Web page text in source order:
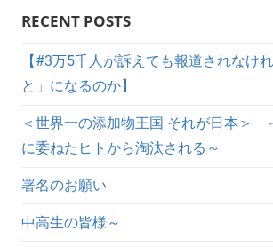
RECENT POSTS
【#3万5千人が訴えても報道されなけ
と」になるのか】
＜世界一の添加物王国 それが日本＞
に委ねたヒトから淘汰される～
署名のお願い
中高生の皆様～